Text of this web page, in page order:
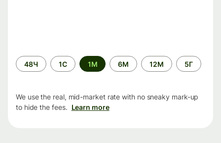
Time
period
48Ч 1С 1М 6М 12М 5Г
We use the real, mid-market rate with no sneaky mark-up
to hide the fees. Learn more